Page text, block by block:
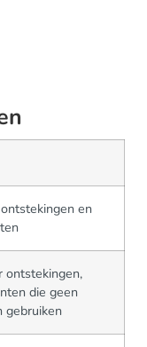
en
ontstekingen,
die geen
gebruiken